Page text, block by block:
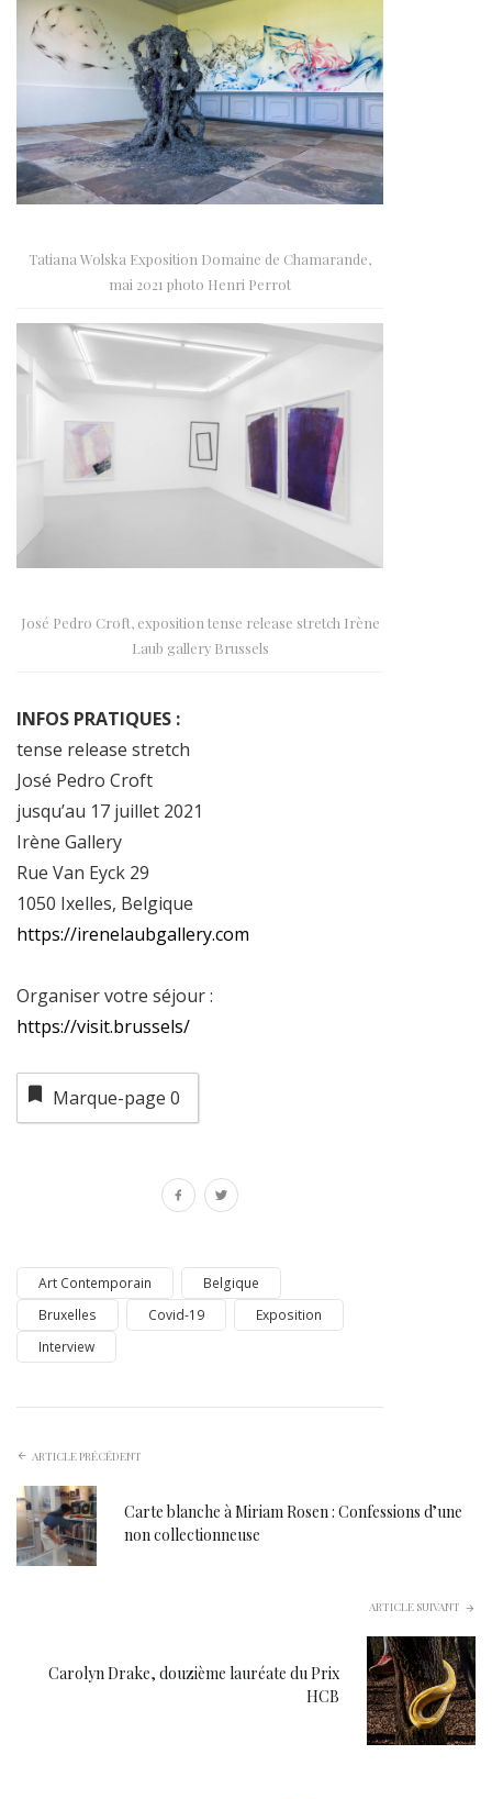
Tatiana Wolska Exposition Domaine de Chamarande,
mai 2021 photo Henri Perrot
José Pedro Croft, exposition tense release stretch Irène
Laub gallery Brussels
INFOS PRATIQUES :
tense release stretch
José Pedro Croft
jusqu’au 17 juillet 2021
Irène Gallery
Rue Van Eyck 29
1050 Ixelles, Belgique
https://irenelaubgallery.com
Organiser votre séjour :
https://visit.brussels/
Marque-page 0
Art Contemporain
Belgique
Bruxelles
Covid-19
Exposition
Interview
ARTICLE PRÉCÉDENT
Carte blanche à Miriam Rosen : Confessions d’une
non collectionneuse
ARTICLE SUIVANT
Carolyn Drake, douzième lauréate du Prix
HCB